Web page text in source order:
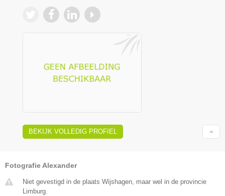
BEKIJK VOLLEDIG PROFIEL
Fotografie Alexander
Niet gevestigd in de plaats Wijshagen, maar wel in de provincie
Limburg.